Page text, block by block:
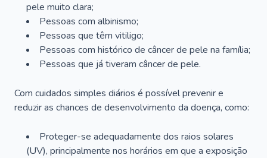
pele muito clara;
Pessoas com albinismo;
Pessoas que têm vitiligo;
Pessoas com histórico de câncer de pele na família;
Pessoas que já tiveram câncer de pele.
Com cuidados simples diários é possível prevenir e
reduzir as chances de desenvolvimento da doença, como:
Proteger-se adequadamente dos raios solares
(UV), principalmente nos horários em que a exposição